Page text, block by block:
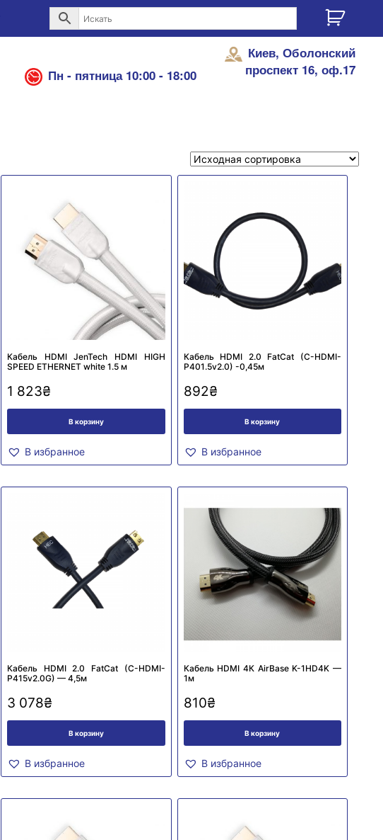
Пн - пятница 10:00 - 18:00
Киев, Оболонский
проспект 16, оф.17
Кабель HDMI JenTech HDMI HIGH
SPEED ETHERNET white 1.5 м
1 823₴
В корзину
В избранное
Кабель HDMI 2.0 FatCat (C-HDMI-
P401.5v2.0) -0,45м
892₴
В корзину
В избранное
Кабель HDMI 2.0 FatCat (C-HDMI-
P415v2.0G) — 4,5м
3 078₴
В корзину
В избранное
Кабель HDMI 4К AirBase K-1HD4K —
1м
810₴
В корзину
В избранное